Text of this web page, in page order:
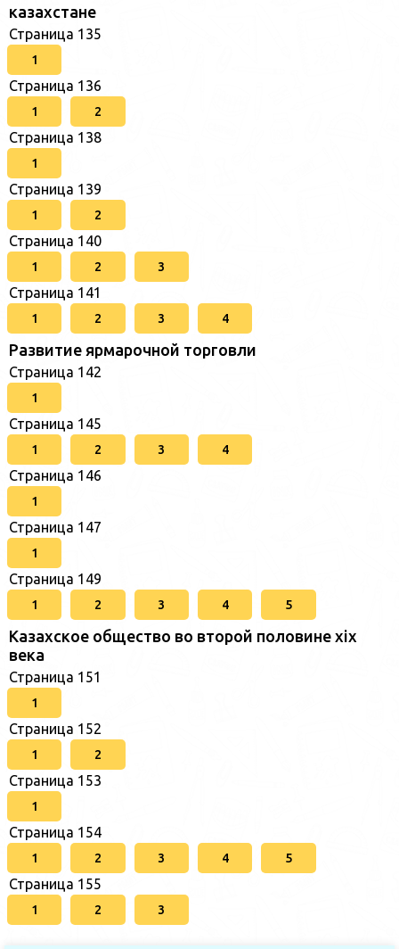
казахстане
Страница 135
1
Страница 136
1 2
Страница 138
1
Страница 139
1 2
Страница 140
1 2 3
Страница 141
1 2 3 4
Развитие ярмарочной торговли
Страница 142
1
Страница 145
1 2 3 4
Страница 146
1
Страница 147
1
Страница 149
1 2 3 4 5
Казахское общество во второй половине хіх
века
Страница 151
1
Страница 152
1 2
Страница 153
1
Страница 154
1 2 3 4 5
Страница 155
1 2 3